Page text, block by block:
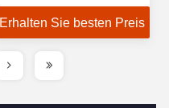
Prüfvorrichtungs-
sichtbares Licht UVir
Erhalten Sie besten Preis